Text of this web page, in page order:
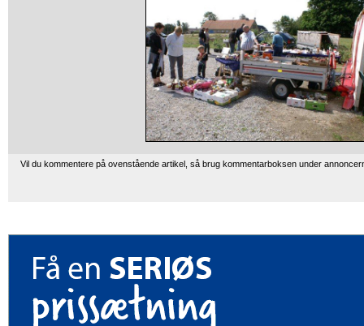
Vil du kommentere på ovenstående artikel, så brug kommentarboksen under